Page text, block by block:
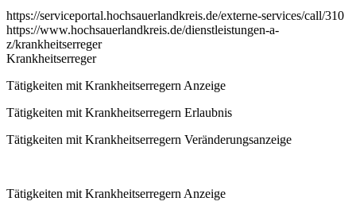
https://serviceportal.hochsauerlandkreis.de/externe-services/call/310
https://www.hochsauerlandkreis.de/dienstleistungen-a-
z/krankheitserreger
Krankheitserreger
Tätigkeiten mit Krankheitserregern Anzeige
Tätigkeiten mit Krankheitserregern Erlaubnis
Tätigkeiten mit Krankheitserregern Veränderungsanzeige
Tätigkeiten mit Krankheitserregern Anzeige